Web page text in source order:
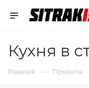
Кухня в
Главная — Проекты